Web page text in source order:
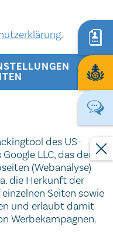
.
des US-
LLC, das der
(Webanalyse)
die Herkunft der
Seiten sowie
und erlaubt damit
Werbekampagnen.